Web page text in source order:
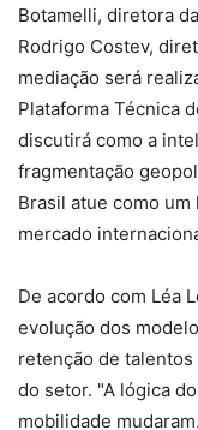
Botamelli, diretora
Rodrigo Costev,
mediação será
Plataforma Técnica
discutirá como a
fragmentação
Brasil atue como
mercado
De acordo com Léa
evolução dos
retenção de
do setor. "A lógica
mobilidade